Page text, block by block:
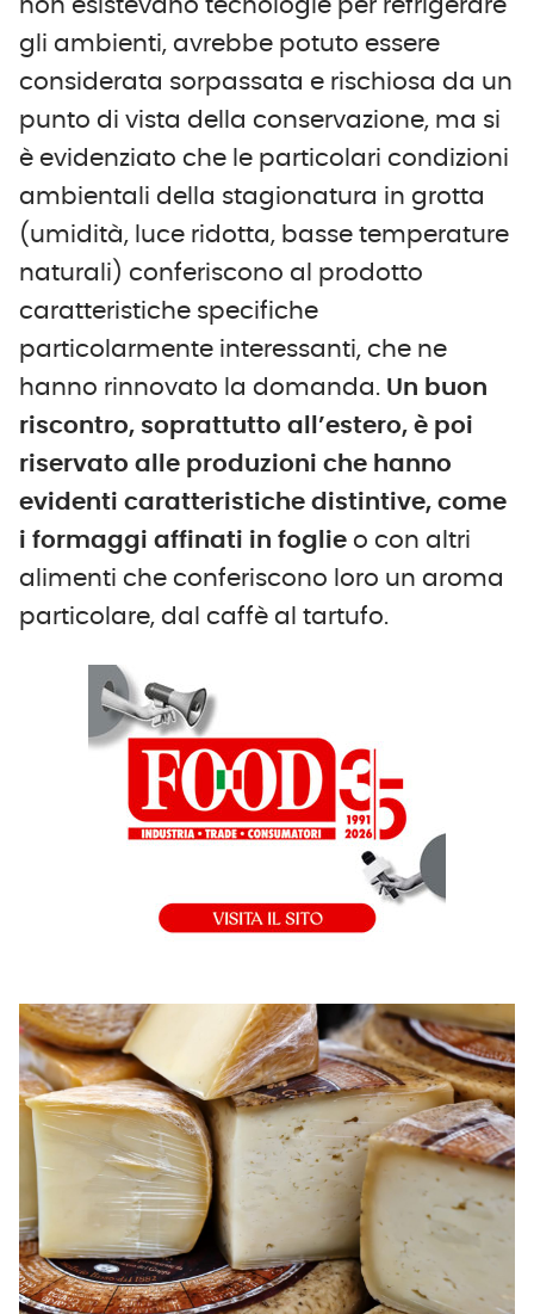
non esistevano tecnologie per refrigerare
gli ambienti, avrebbe potuto essere
considerata sorpassata e rischiosa da un
punto di vista della conservazione, ma si
è evidenziato che le particolari condizioni
ambientali della stagionatura in grotta
(umidità, luce ridotta, basse temperature
naturali) conferiscono al prodotto
caratteristiche specifiche
particolarmente interessanti, che ne
hanno rinnovato la domanda. Un buon
riscontro, soprattutto all’estero, è poi
riservato alle produzioni che hanno
evidenti caratteristiche distintive, come
i formaggi affinati in foglie o con altri
alimenti che conferiscono loro un aroma
particolare, dal caffè al tartufo.